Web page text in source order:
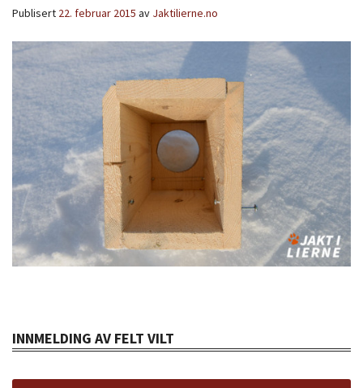
Publisert 22. februar 2015 av Jaktilierne.no
INNMELDING AV FELT VILT